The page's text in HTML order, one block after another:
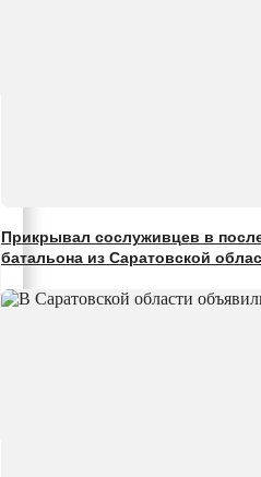
Прикрывал сослуживцев в
батальона из Саратовской